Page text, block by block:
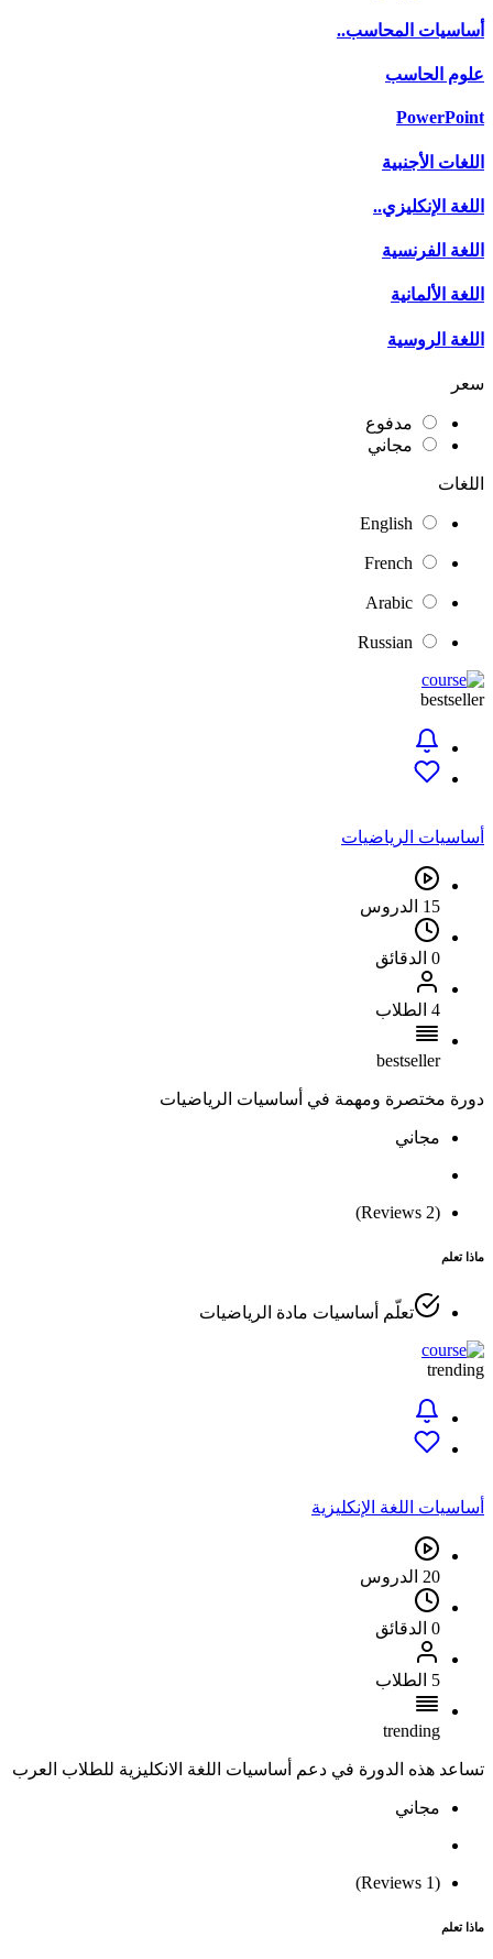
أساسيات المحاسب..
علوم الحاسب
PowerPoint
اللغات الأجنبية
اللغة الإنكليزي..
اللغة الفرنسية
اللغة الألمانية
اللغة الروسية
سعر
مدفوع
مجاني
اللغات
English
French
Arabic
Russian
bestseller
أساسيات الرياضيات
15 الدروس
0 الدقائق
4 الطلاب
bestseller
دورة مختصرة ومهمة في أساسيات الرياضيات
مجاني
(2 Reviews)
ماذا تعلم
تعلّم أساسيات مادة الرياضيات
trending
أساسيات اللغة الإنكليزية
20 الدروس
0 الدقائق
5 الطلاب
trending
تساعد هذه الدورة في دعم أساسيات اللغة الانكليزية للطلاب العرب
مجاني
(1 Reviews)
ماذا تعلم